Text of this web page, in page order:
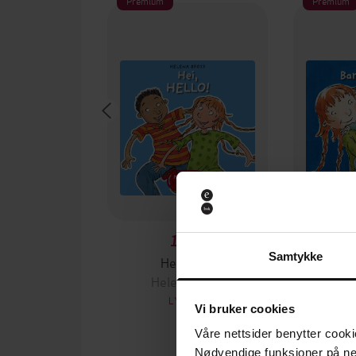
Samtykke
Vi bruker cookies
Våre nettsider benytter
Nødvendige funksjoner på
149,-
Hei, hello!
Helena Bross
LYDBOK
Bare